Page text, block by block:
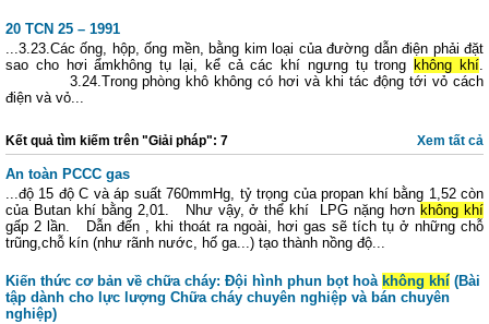
20 TCN 25 – 1991
...3.23.Các ống, hộp, ống mền, bằng kim loại của đường dẫn điện phải đặt
sao cho hơi ẩmkhông tụ lại, kể cả các khí ngưng tụ trong không khí.
3.24.Trong phòng khô không có hơi và khi tác động tới vỏ cách
điện và vỏ...
Xem tất cả
Kết quả tìm kiếm trên "Giải pháp": 7
An toàn PCCC gas
...độ 15 độ C và áp suất 760mmHg, tỷ trọng của propan khí bằng 1,52 còn
của Butan khí bằng 2,01. Như vậy, ở thể khí LPG nặng hơn không khí
gấp 2 lần. Dẫn đến , khi thoát ra ngoài, hơi gas sẽ tích tụ ở những chỗ
trũng,chỗ kín (như rãnh nước, hố ga...) tạo thành nồng độ...
Kiến thức cơ bản về chữa cháy: Đội hình phun bọt hoà không khí (Bài
tập dành cho lực lượng Chữa cháy chuyên nghiệp và bán chuyên
nghiệp)